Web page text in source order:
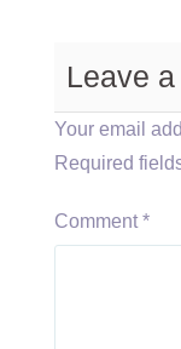
Leave
Your email
Required
Comment *